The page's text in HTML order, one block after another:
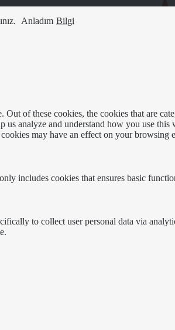
Anladım Bilgi
of these cookies, the cookies that are
analyze and understand how you use
may have an effect on your browsing
includes cookies that ensures basic
to collect user personal data via